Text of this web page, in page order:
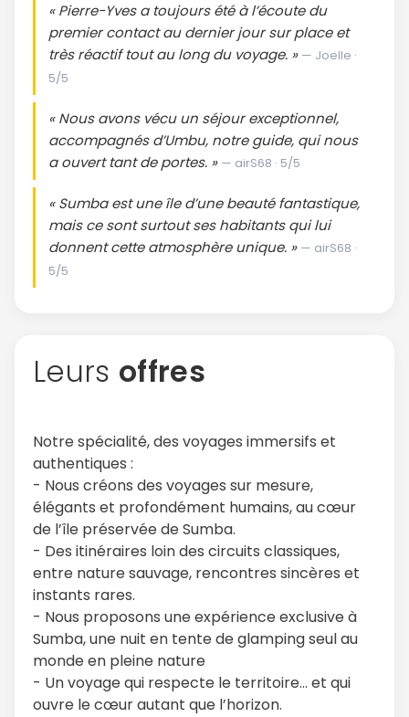
« Pierre-Yves a toujours été à l’écoute du
premier contact au dernier jour sur place et
très réactif tout au long du voyage. » — Joelle ·
5/5
« Nous avons vécu un séjour exceptionnel,
accompagnés d’Umbu, notre guide, qui nous
a ouvert tant de portes. » — airS68 · 5/5
« Sumba est une île d’une beauté fantastique,
mais ce sont surtout ses habitants qui lui
donnent cette atmosphère unique. » — airS68 ·
5/5
Leurs offres
Notre spécialité, des voyages immersifs et
authentiques :
- Nous créons des voyages sur mesure,
élégants et profondément humains, au cœur
de l’île préservée de Sumba.
- Des itinéraires loin des circuits classiques,
entre nature sauvage, rencontres sincères et
instants rares.
- Nous proposons une expérience exclusive à
Sumba, une nuit en tente de glamping seul au
monde en pleine nature
- Un voyage qui respecte le territoire… et qui
ouvre le cœur autant que l’horizon.